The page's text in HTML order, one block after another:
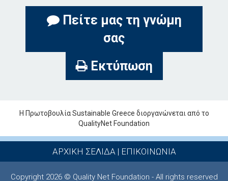
Πείτε μας τη γνώμη
σας
Εκτύπωση
Η Πρωτοβουλία Sustainable Greece διοργανώνεται από το
QualityNet Foundation
ΑΡΧΙΚΗ ΣΕΛΙΔΑ| ΕΠΙΚΟΙΝΩΝΙΑ
Copyright 2026 © Quality Net Foundation - All rights reserved